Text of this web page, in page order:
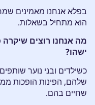
בפלא אנחנו מאמינים
הוא מתחיל בשאלות.
מה אנחנו רוצים שיקרה
ישהו?
כשילדים ובני נוער
שלהם, הפינות הופכות
שחיים בהם.